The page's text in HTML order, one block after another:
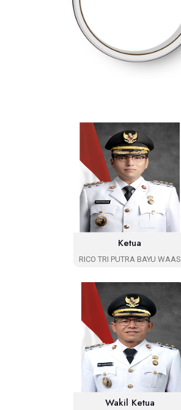
Ketua
RICO TRI PUTRA BAYU WAAS
Wakil Ketua